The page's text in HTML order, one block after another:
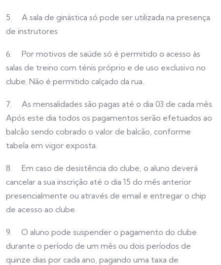
5. A sala de ginástica só pode ser utilizada na presença
de instrutores
6. Por motivos de saúde só é permitido o acesso às
salas de treino com ténis próprio e de uso exclusivo no
clube. Não é permitido calçado da rua.
7. As mensalidades são pagas até o dia 03 de cada mês.
Após este dia todos os pagamentos serão efetuados ao
balcão sendo cobrado o valor de balcão, conforme
tabela em vigor exposta.
8. Em caso de desistência do clube, o aluno deverá
cancelar a sua inscrição até o dia 15 do mês anterior
presencialmente ou através de email e entregar o chip
de acesso ao clube.
9. O aluno pode suspender o pagamento do clube
durante o período de um mês ou dois períodos de
quinze dias por cada ano, pagando uma taxa de